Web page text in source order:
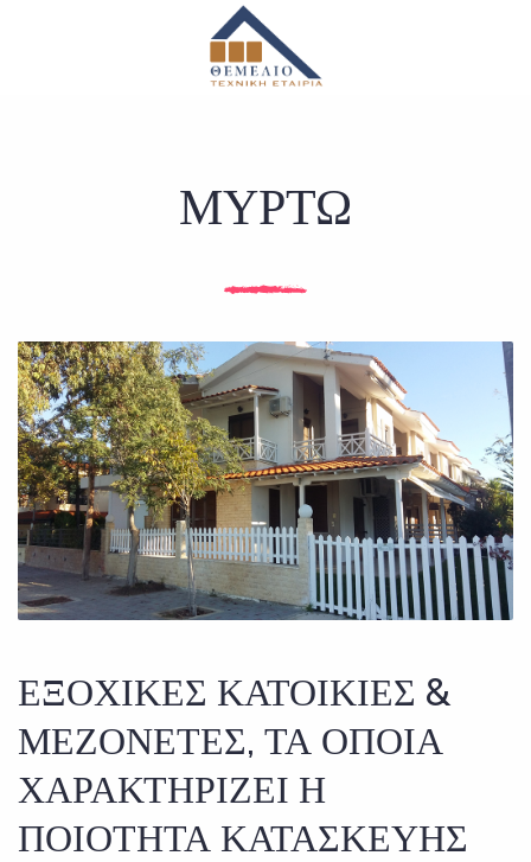
ΜΥΡΤΩ
ΕΞΟΧΙΚΕΣ ΚΑΤΟΙΚΙΕΣ &
ΜΕΖΟΝΕΤΕΣ, ΤΑ ΟΠΟΙΑ
ΧΑΡΑΚΤΗΡΙΖΕΙ Η
ΠΟΙΟΤΗΤΑ ΚΑΤΑΣΚΕΥΗΣ